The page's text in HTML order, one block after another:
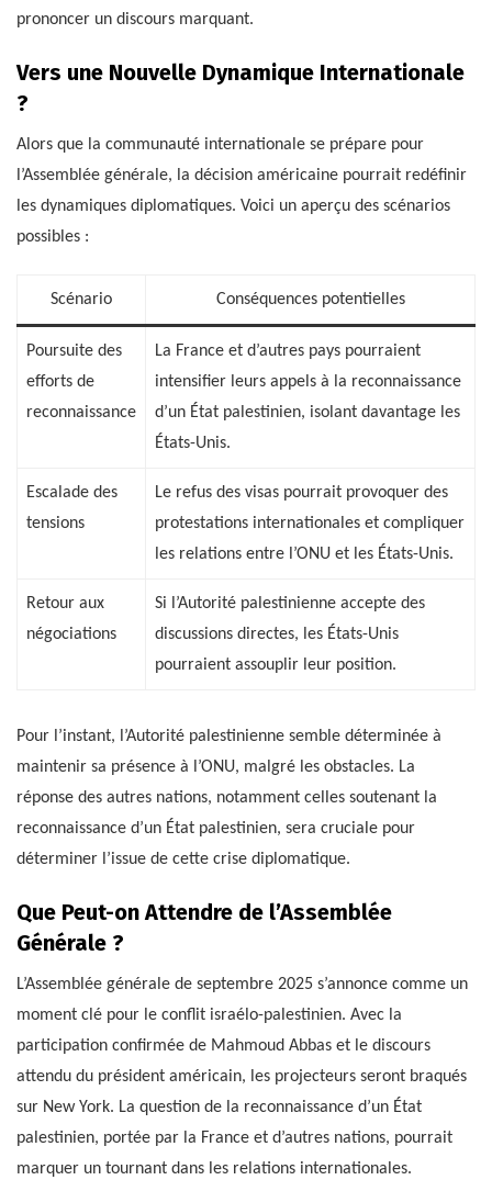
prononcer un discours marquant.
Vers une Nouvelle Dynamique Internationale
?
Alors que la communauté internationale se prépare pour
l’Assemblée générale, la décision américaine pourrait redéfinir
les dynamiques diplomatiques. Voici un aperçu des scénarios
possibles :
Scénario Conséquences potentielles
Poursuite des
efforts de
reconnaissance
La France et d’autres pays pourraient
intensifier leurs appels à la reconnaissance
d’un État palestinien, isolant davantage les
États-Unis.
Escalade des
tensions
Le refus des visas pourrait provoquer des
protestations internationales et compliquer
les relations entre l’ONU et les États-Unis.
Retour aux
négociations
Si l’Autorité palestinienne accepte des
discussions directes, les États-Unis
pourraient assouplir leur position.
Pour l’instant, l’Autorité palestinienne semble déterminée à
maintenir sa présence à l’ONU, malgré les obstacles. La
réponse des autres nations, notamment celles soutenant la
reconnaissance d’un État palestinien, sera cruciale pour
déterminer l’issue de cette crise diplomatique.
Que Peut-on Attendre de l’Assemblée
Générale ?
L’Assemblée générale de septembre 2025 s’annonce comme un
moment clé pour le conflit israélo-palestinien. Avec la
participation confirmée de Mahmoud Abbas et le discours
attendu du président américain, les projecteurs seront braqués
sur New York. La question de la reconnaissance d’un État
palestinien, portée par la France et d’autres nations, pourrait
marquer un tournant dans les relations internationales.